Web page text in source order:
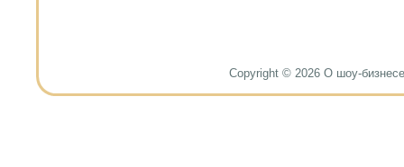
Copyright © 2026 О шоу-